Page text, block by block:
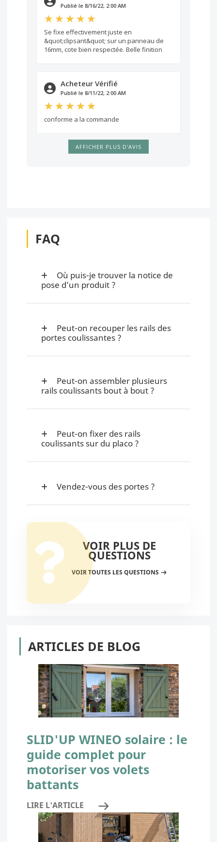
Publié le 8/16/22, 2:00 AM
Se fixe effectivement juste en
&quot;clipsant&quot; sur un panneau de
16mm, cote bien respectée. Belle finition
Acheteur Vérifié
Publié le 8/11/22, 2:00 AM
conforme a la commande
AFFICHER PLUS D'AVIS
FAQ
Où puis-je trouver la notice de
pose d’un produit ?
Peut-on recouper les rails des
portes coulissantes ?
Peut-on assembler plusieurs
rails coulissants bout à bout ?
Peut-on fixer des rails
coulissants sur du placo ?
Vendez-vous des portes ?
VOIR PLUS DE
QUESTIONS
VOIR TOUTES LES QUESTIONS
ARTICLES DE BLOG
SLID'UP WINEO solaire : le
guide complet pour
motoriser vos volets
battants
LIRE L'ARTICLE